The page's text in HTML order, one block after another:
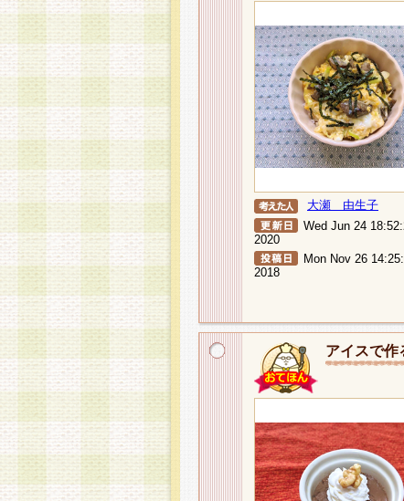
大瀬 由生子
Wed Jun 24
2020
Mon Nov 26
2018
アイスで作